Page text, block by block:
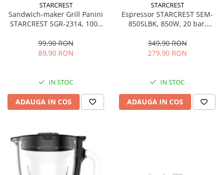
STARCREST
Sandwich-maker Grill Panini
STARCREST SGR-2314, 1000
Deschidere 180°, Suprafata
de gatire 23 x 14 cm, Negru
99,90 RON
89,90 RON
IN STOC
ADAUGA IN COS
STARCREST
Espressor STARCREST SEM-
850SLBK, 850W, 20 bar,
dispozitiv spumare, filtru
dublu din inox, Negru/Inox
349,90 RON
279,90 RON
IN STOC
ADAUGA IN COS